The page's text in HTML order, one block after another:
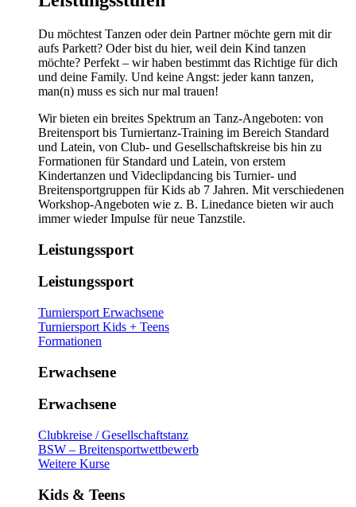
Du möchtest Tanzen oder dein Partner möchte gern mit dir
aufs Parkett? Oder bist du hier, weil dein Kind tanzen
möchte? Perfekt – wir haben bestimmt das Richtige für dich
und deine Family. Und keine Angst: jeder kann tanzen,
man(n) muss es sich nur mal trauen!
Wir bieten ein breites Spektrum an Tanz-Angeboten: von
Breitensport bis Turniertanz-Training im Bereich Standard
und Latein, von Club- und Gesellschaftskreise bis hin zu
Formationen für Standard und Latein, von erstem
Kindertanzen und Videclipdancing bis Turnier- und
Breitensportgruppen für Kids ab 7 Jahren. Mit verschiedenen
Workshop-Angeboten wie z. B. Linedance bieten wir auch
immer wieder Impulse für neue Tanzstile.
Leistungssport
Leistungssport
Turniersport Erwachsene
Turniersport Kids + Teens
Formationen
Erwachsene
Erwachsene
Clubkreise / Gesellschaftstanz
BSW – Breitensportwettbewerb
Weitere Kurse
Kids & Teens